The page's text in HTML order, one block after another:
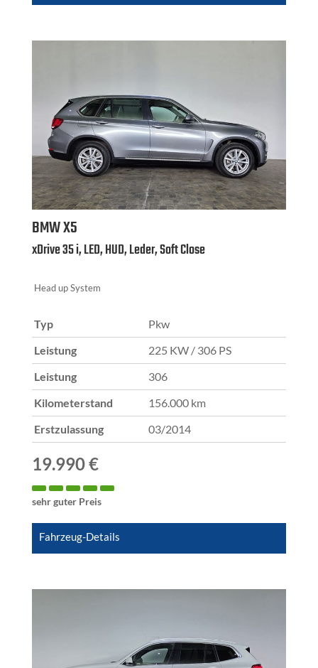
BMWX5
xDrive 35 i, LED, HUD, Leder, Soft Close
Head up System
Typ Pkw
Leistung 225 KW / 306 PS
Leistung 306
Kilometerstand 156.000 km
Erstzulassung 03/2014
19.990 €
sehr guter Preis
Fahrzeug-Details